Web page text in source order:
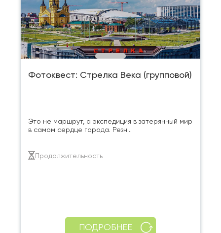
Фотоквест: Стрелка Века (групповой)
Это не маршрут, а экспедиция в затерянный мир
в самом сердце города. Резн...
Продолжительность
ПОДРОБНЕЕ